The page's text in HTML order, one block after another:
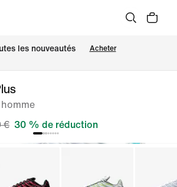
les nouveautés Acheter
€ 30 % de réduction